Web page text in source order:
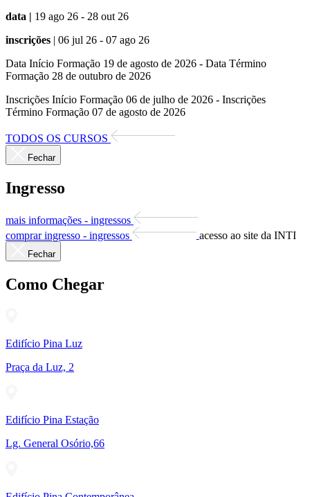
data | 19 ago 26 - 28 out 26
inscrições | 06 jul 26 - 07 ago 26
Data Início Formação 19 de agosto de 2026 - Data Término
Formação 28 de outubro de 2026
Inscrições Início Formação 06 de julho de 2026 - Inscrições
Término Formação 07 de agosto de 2026
TODOS OS CURSOS
Fechar
Ingresso
mais informações - ingressos
comprar ingresso - ingressos
acesso ao site da INTI
Fechar
Como Chegar
Edifício Pina Luz
Praça da Luz, 2
Edifício Pina Estação
Lg. General Osório,66